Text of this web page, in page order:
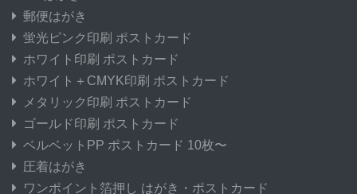
郵便はがき
蛍光ピンク印刷 ポストカード
ホワイト印刷 ポストカード
ホワイト＋CMYK印刷 ポストカード
メタリック印刷 ポストカード
ゴールド印刷 ポストカード
ベルベットPP ポストカード 10枚〜
圧着はがき
ワンポイント箔押し はがき・ポストカード